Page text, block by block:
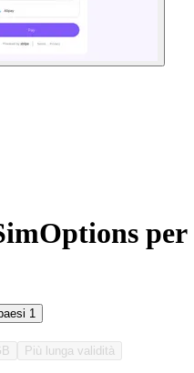
per
1
Più lunga validità